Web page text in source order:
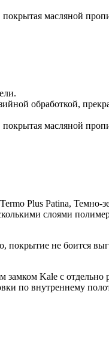
масляной
обработкой,
масляной
Plus Patina, Темно-
слоями
не боится
Kale с отдельно
по внутреннему